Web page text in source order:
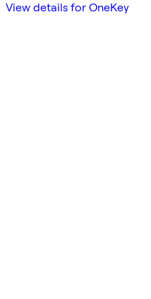
View details for OneKey